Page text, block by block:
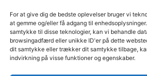
For at give dig de bedste oplevelser bruger vi
at gemme og/eller få adgang til
samtykke til disse teknologier, kan vi behandle
browsingadfærd eller unikke ID'er på dette
dit samtykke eller trækker dit samtykke tilbage,
indvirkning på visse funktioner og egenskaber.
udbygningsaftaler
Mariann Wie SvensontilSocialforvaltningen
nødovernatning til hjemløse i Multihallen på